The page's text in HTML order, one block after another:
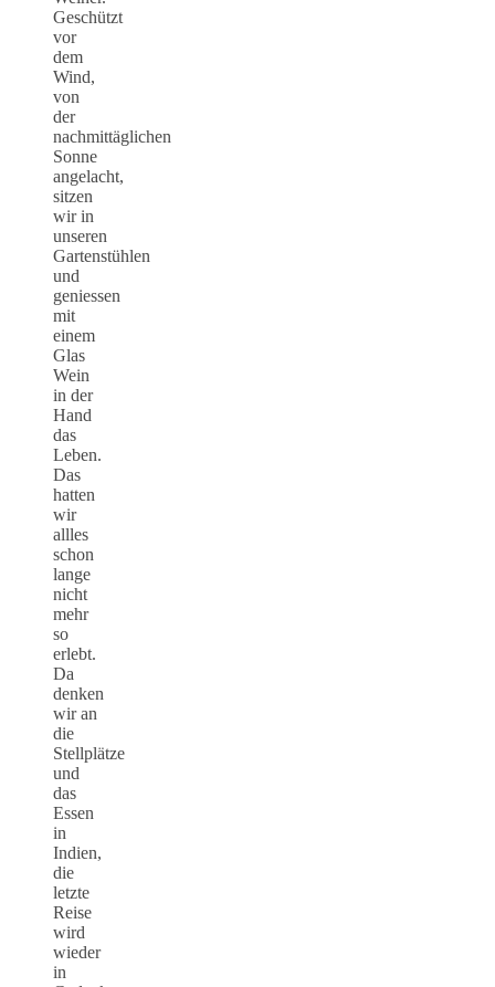
Geschützt
vor
dem
Wind,
von
der
nachmittäglichen
Sonne
angelacht,
sitzen
wir in
unseren
Gartenstühlen
und
geniessen
mit
einem
Glas
Wein
in der
Hand
das
Leben.
Das
hatten
wir
allles
schon
lange
nicht
mehr
so
erlebt.
Da
denken
wir an
die
Stellplätze
und
das
Essen
in
Indien,
die
letzte
Reise
wird
wieder
in